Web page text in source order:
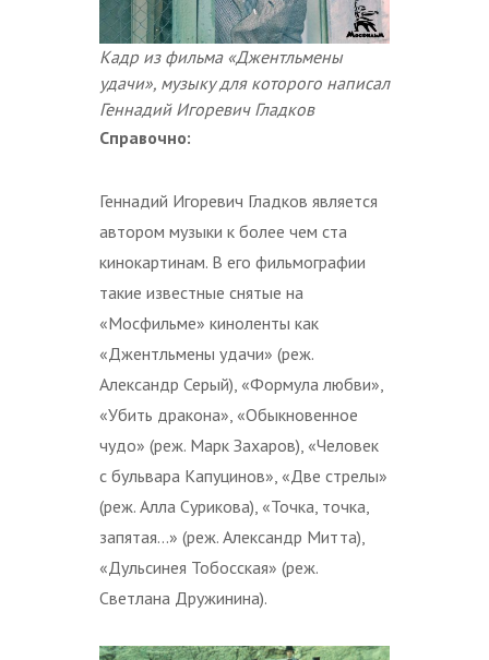
Кадр из фильма «Джентльмены
удачи», музыку для которого написал
Геннадий Игоревич Гладков
Справочно:
Геннадий Игоревич Гладков является
автором музыки к более чем ста
кинокартинам. В его фильмографии
такие известные снятые на
«Мосфильме» киноленты как
«Джентльмены удачи» (реж.
Александр Серый), «Формула любви»,
«Убить дракона», «Обыкновенное
чудо» (реж. Марк Захаров), «Человек
с бульвара Капуцинов», «Две стрелы»
(реж. Алла Сурикова), «Точка, точка,
запятая…» (реж. Александр Митта),
«Дульсинея Тобосская» (реж.
Светлана Дружинина).